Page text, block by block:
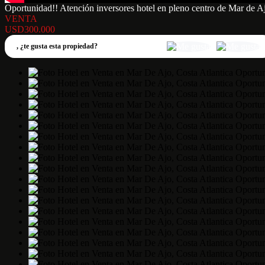
Oportunidad!! Atención inversores hotel en pleno centro de Mar de
VENTA
USD300.000
, ¿te gusta esta propiedad?